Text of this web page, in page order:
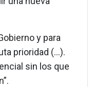
y para
prioridad (...).
sin los que